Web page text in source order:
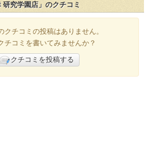
研究学園店」のクチコミ
クチコミの投稿はありません。
チコミを書いてみませんか？
クチコミを投稿する